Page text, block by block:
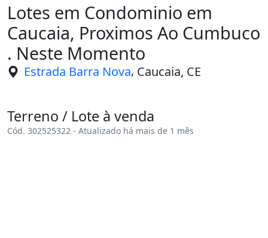
Lotes em Condominio em
Caucaia, Proximos Ao Cumbuco
. Neste Momento
Estrada Barra Nova, Caucaia, CE
Terreno / Lote à venda
Cód. 302525322 - Atualizado há mais de 1 mês